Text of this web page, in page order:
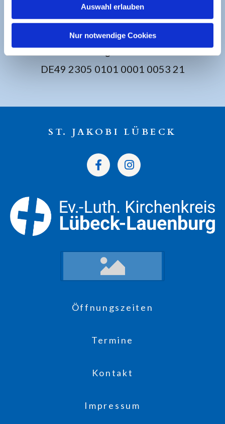
Auswahl erlauben
Nur notwendige Cookies
BANKVERBINDUNG
Sparkasse zu Lübeck
Ev. Luth. Kirchengemeinde St. Jakobi
DE49 2305 0101 0001 0053 21
ST. JAKOBI LÜBECK
Öffnungszeiten
Termine
Kontakt
Impressum